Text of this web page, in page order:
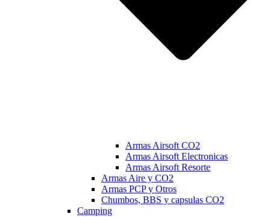
Armas Airsoft CO2
Armas Airsoft Electronicas
Armas Airsoft Resorte
Armas Aire y CO2
Armas PCP y Otros
Chumbos, BBS y capsulas CO2
Camping